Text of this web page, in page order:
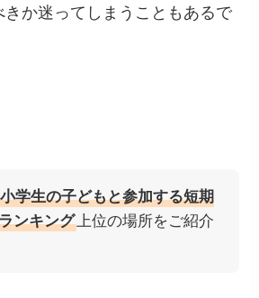
きか迷ってしまうこともあるで
小学生の子どもと参加する短期
ンキング上位の場所をご紹介